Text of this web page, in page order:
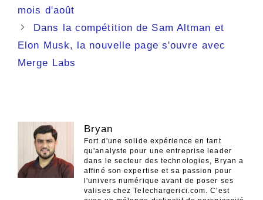
mois d'août
Dans la compétition de Sam Altman et
Elon Musk, la nouvelle page s'ouvre avec
Merge Labs
Bryan
Fort d'une solide expérience en tant
qu'analyste pour une entreprise leader
dans le secteur des technologies, Bryan a
affiné son expertise et sa passion pour
l'univers numérique avant de poser ses
valises chez Telechargerici.com. C'est